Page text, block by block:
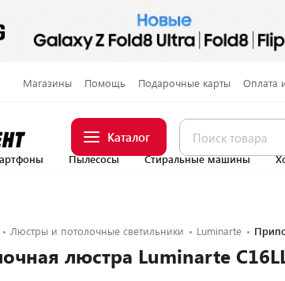
Магазины Помощь Подарочные карты Оплата
Каталог
Пылесосы Стиральные машины
Люстры и потолочные светильники Luminarte
люстра Luminarte